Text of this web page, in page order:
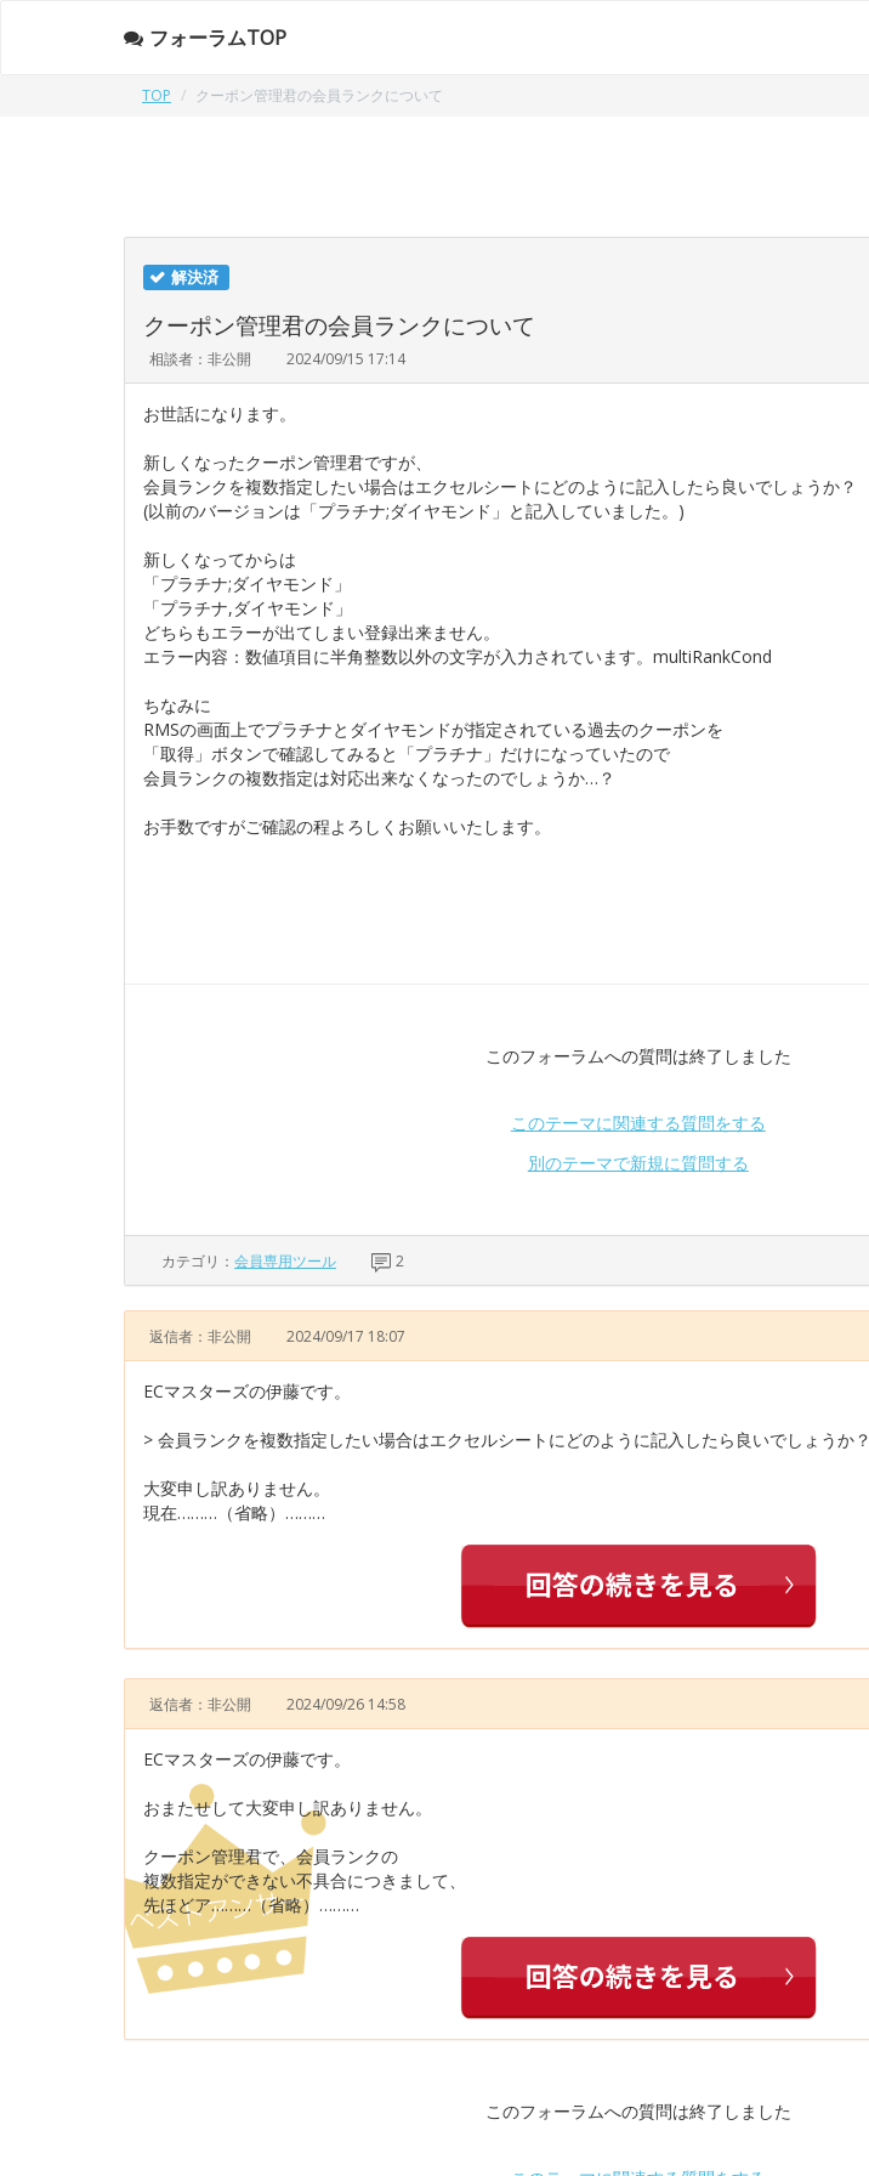
フォーラムTOP
TOP クーポン管理君の会員ランクについて
解決済
クーポン管理君の会員ランクについて
相談者：非公開 2024/09/15 17:14
お世話になります。
新しくなったクーポン管理君ですが、
会員ランクを複数指定したい場合はエクセルシートにどのように記入したら良いでしょうか？
(以前のバージョンは「プラチナ;ダイヤモンド」と記入していました。)
新しくなってからは
「プラチナ;ダイヤモンド」
「プラチナ,ダイヤモンド」
どちらもエラーが出てしまい登録出来ません。
エラー内容：数値項目に半角整数以外の文字が入力されています。multiRankCond
ちなみに
RMSの画面上でプラチナとダイヤモンドが指定されている過去のクーポンを
「取得」ボタンで確認してみると「プラチナ」だけになっていたので
会員ランクの複数指定は対応出来なくなったのでしょうか…？
お手数ですがご確認の程よろしくお願いいたします。
このフォーラムへの質問は終了しました
このテーマに関連する質問をする
別のテーマで新規に質問する
カテゴリ： 会員専用ツール 2
返信者：非公開 2024/09/17 18:07
ECマスターズの伊藤です。
> 会員ランクを複数指定したい場合はエクセルシートにどのように記入したら良いでしょうか？
大変申し訳ありません。
現在………（省略）………
返信者：非公開 2024/09/26 14:58
ECマスターズの伊藤です。
おまたせして大変申し訳ありません。
クーポン管理君で、会員ランクの
複数指定ができない不具合につきまして、
先ほどア………（省略）………
このフォーラムへの質問は終了しました